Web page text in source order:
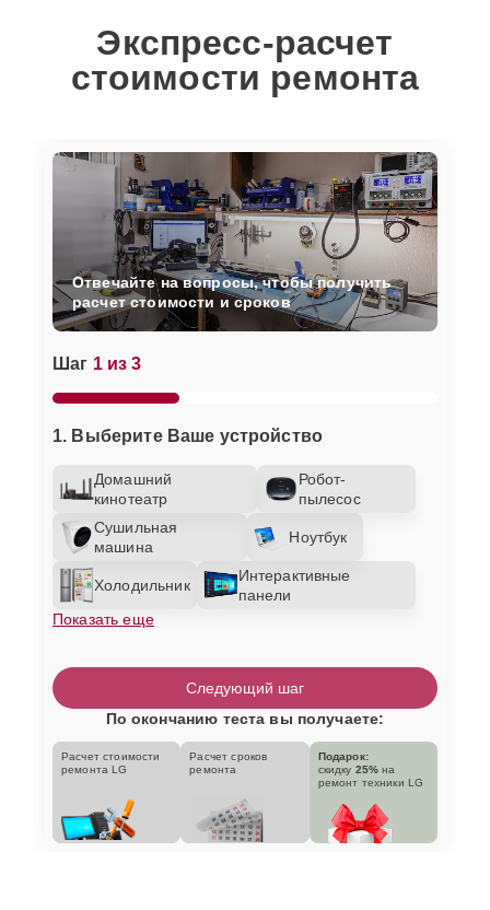
Экспресс-расчет
стоимости ремонта
Шаг 1 из 3
1. Выберите Ваше устройство
Домашний
кинотеатр
Робот-
пылесос
Сушильная
машина
Ноутбук
Холодильник
Интерактивные
панели
Показать еще
Отвечайте на вопросы, чтобы получить
расчет стоимости и сроков
Следующий шаг
По окончанию теста вы получаете:
Расчет стоимости
ремонта LG
Расчет сроков
ремонта
Подарок:
скидку 25% на
ремонт техники LG